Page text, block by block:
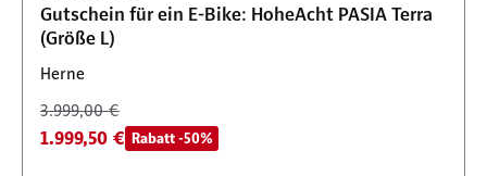
Gutschein für ein E-Bike: HoheAcht PASIA Terra
(Größe L)
Herne
3.999,00 €
1.999,50 € Rabatt -50%